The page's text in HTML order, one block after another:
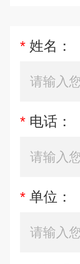
* 姓名：
* 电话：
* 单位：